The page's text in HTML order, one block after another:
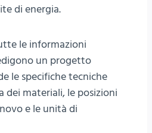
di energia.
le informazioni
un progetto
le specifiche tecniche
dei materiali, le posizioni
e le unità di